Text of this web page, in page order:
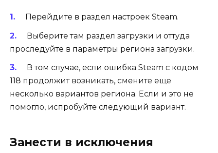
Перейдите в раздел настроек Steam.
Выберите там раздел загрузки и оттуда
проследуйте в параметры региона загрузки.
В том случае, если ошибка Steam с кодом
118 продолжит возникать, смените еще
несколько вариантов региона. Если и это не
помогло, испробуйте следующий вариант.
Занести в исключения